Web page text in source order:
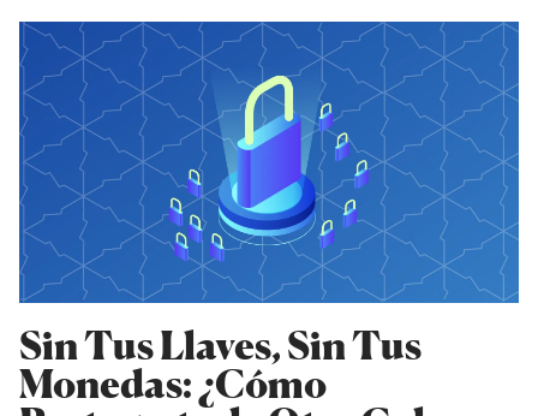
Sin Tus Llaves, Sin Tus
Monedas: ¿Cómo